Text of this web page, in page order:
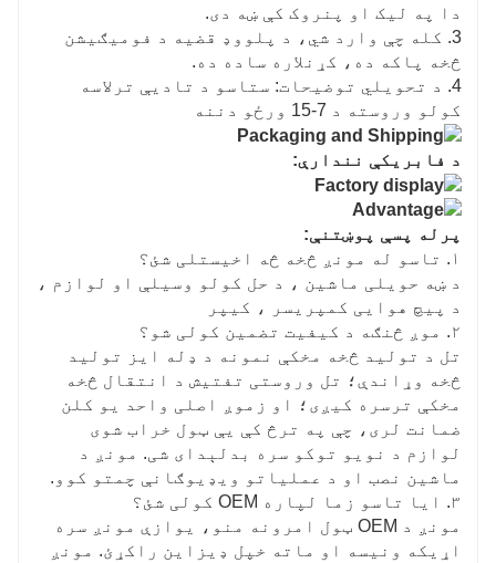
دا په لیک او پنروک کې ښه دی.
3. کله چې وارد شي، د پلووډ قضیه د فومیګیشن
څخه پاکه ده، کړنلاره ساده ده.
4. د تحویلي توضیحات: ستاسو د تادیې ترلاسه
کولو وروسته د 7-15 ورځو دننه
د فابریکې نندارې:
پرله پسې پوښتنې:
۱. تاسو له مونږ څخه څه اخیستلی شئ؟
د ښه حویلی ماشین ، د حل کولو وسیلې او لوازم ،
د پیچ هوایی کمپریسر ، کیپر
۲. موږ څنګه د کیفیت تضمین کولی شو؟
تل د تولید څخه مخکې نمونه د ډله ایز تولید
څخه وړاندې؛ تل وروستی تفتیش د انتقال څخه
مخکې ترسره کیږی؛ او زموږ اصلی واحد یو کلن
ضمانت لری، چې په ترڅ کې یې ټول خراب شوی
لوازم د نویو توکو سره بدلېدای شی. مونږ د
ماشین نصب او د عملیاتو ویډیوګانې چمتو کوو.
۳. ایا تاسو زما لپاره OEM کولی شئ؟
مونږ د OEM ټول امرونه منو، یوازې مونږ سره
اړیکه ونیسه او ماته خپل ډیزاین راکړئ. مونږ